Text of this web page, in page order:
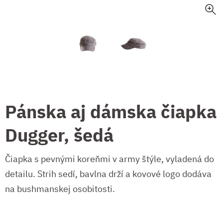
Pánska aj dámska čiapka
Dugger, šedá
Čiapka s pevnými koreňmi v army štýle, vyladená do
detailu. Strih sedí, bavlna drží a kovové logo dodáva
na bushmanskej osobitosti.